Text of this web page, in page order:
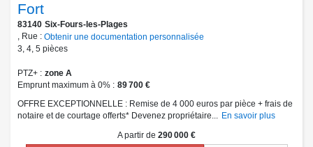
Fort
83140 Six-Fours-les-Plages
, Rue : Obtenir une documentation personnalisée
3, 4, 5 pièces
PTZ+
zone A
Emprunt maximum à 0%
89 700 €
OFFRE EXCEPTIONNELLE : Remise de 4 000 euros par pièce + frais de
notaire et de courtage offerts* Devenez propriétaire... En savoir plus
A partir de 290 000 €